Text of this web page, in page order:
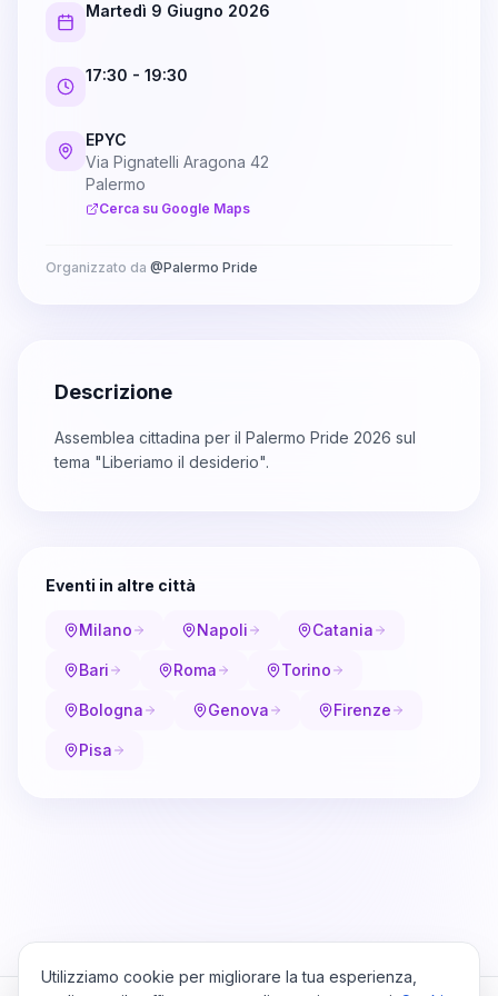
Martedì 9 Giugno 2026
17:30 - 19:30
EPYC
Via Pignatelli Aragona 42
Palermo
Cerca su Google Maps
Organizzato da @Palermo Pride
Descrizione
Assemblea cittadina per il Palermo Pride 2026 sul
tema "Liberiamo il desiderio".
Eventi in altre città
Milano Napoli Catania
Bari Roma Torino
Bologna Genova Firenze
Pisa
Utilizziamo cookie per migliorare la tua esperienza,